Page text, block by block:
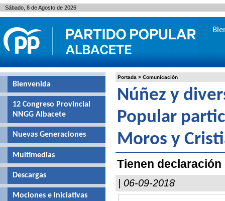
Portada > Comunicación
Núñez y
Popular
Moros y
Tienen
| 06-09-2018
Bienvenida
12 Congreso Provincial
NNGG Albacete
Nuevas Generaciones
Multimedias
Descargas
Mociones e iniciativas
Sábado, 8 de Agosto de 2026